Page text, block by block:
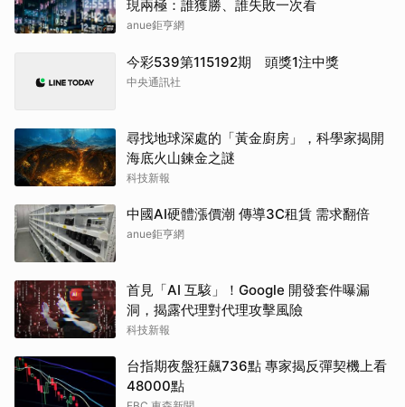
現兩極：誰獲勝、誰失敗一次看
anue鉅亨網
今彩539第115192期 頭獎1注中獎
中央通訊社
尋找地球深處的「黃金廚房」，科學家揭開
海底火山鍊金之謎
科技新報
中國AI硬體漲價潮 傳導3C租賃 需求翻倍
anue鉅亨網
首見「AI 互駭」！Google 開發套件曝漏
洞，揭露代理對代理攻擊風險
科技新報
台指期夜盤狂飆736點 專家揭反彈契機上看
48000點